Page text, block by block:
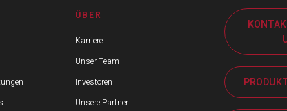
ÜBER
Karriere
Unser Team
Investoren
Unsere Partner